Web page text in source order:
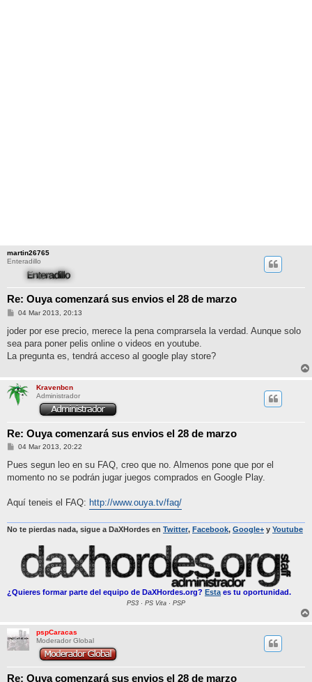
martin26765
Enteradillo
Re: Ouya comenzará sus envios el 28 de marzo
M
n
a
j
04 Mar 2013, 20:13
joder por ese precio, merece la pena comprarsela la verdad. Aunque solo
sea para poner pelis online o videos en youtube.
La pregunta es, tendrá acceso al google play store?
Kravenbcn
Administrador
Re: Ouya comenzará sus envios el 28 de marzo
M
n
a
04 Mar 2013, 20:22
Pues segun leo en su FAQ, creo que no. Almenos pone que por el
momento no se podrán jugar juegos comprados en Google Play.
Aquí teneis el FAQ: http://www.ouya.tv/faq/
No te pierdas nada, sigue a DaXHordes en Twitter, Facebook, Google+ y Youtube
¿Quieres formar parte del equipo de DaXHordes.org? Esta es tu oportunidad.
PS3 · PS Vita · PSP
pspCaracas
Moderador Global
Re: Ouya comenzará sus envios el 28 de marzo